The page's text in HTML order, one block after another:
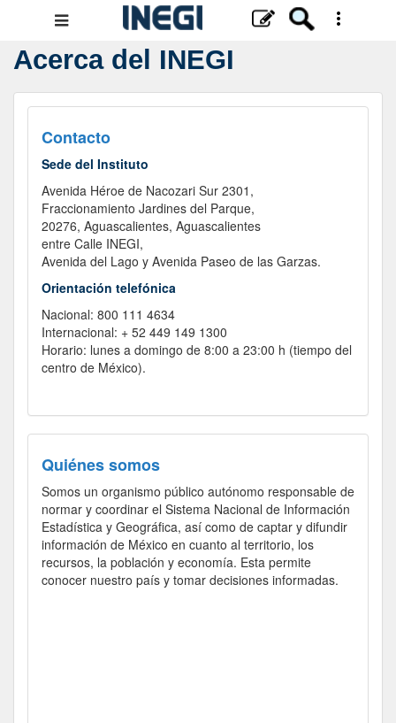
Menú
navegación
Acerca del INEGI
Contacto
Sede del Instituto
Avenida Héroe de Nacozari Sur 2301,
Fraccionamiento Jardines del Parque,
20276, Aguascalientes, Aguascalientes
entre Calle INEGI,
Avenida del Lago y Avenida Paseo de las Garzas.
Orientación telefónica
Nacional: 800 111 4634
Internacional: + 52 449 149 1300
Horario: lunes a domingo de 8:00 a 23:00 h (tiempo del
centro de México).
Quiénes somos
Somos un organismo público autónomo responsable de
normar y coordinar el Sistema Nacional de Información
Estadística y Geográfica, así como de captar y difundir
información de México en cuanto al territorio, los
recursos, la población y economía. Esta permite
conocer nuestro país y tomar decisiones informadas.